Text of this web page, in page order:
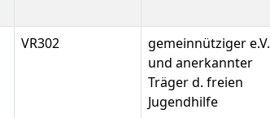
VR302
gemeinnütziger e.V.
und anerkannter
Träger d. freien
Jugendhilfe